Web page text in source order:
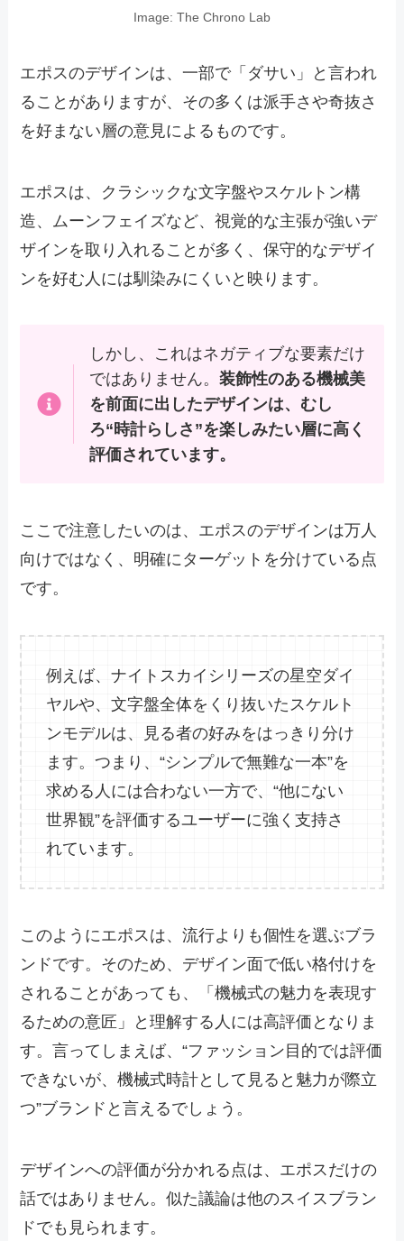
Image: The Chrono Lab
エポスのデザインは、一部で「ダサい」と言われ
ることがありますが、その多くは派手さや奇抜さ
を好まない層の意見によるものです。
エポスは、クラシックな文字盤やスケルトン構
造、ムーンフェイズなど、視覚的な主張が強いデ
ザインを取り入れることが多く、保守的なデザイ
ンを好む人には馴染みにくいと映ります。
しかし、これはネガティブな要素だけ
ではありません。 装飾性のある機械美
を前面に出したデザインは、むし
ろ“時計らしさ”を楽しみたい層に高く
評価されています。
ここで注意したいのは、エポスのデザインは万人
向けではなく、明確にターゲットを分けている点
です。
例えば、ナイトスカイシリーズの星空ダイ
ヤルや、文字盤全体をくり抜いたスケルト
ンモデルは、見る者の好みをはっきり分け
ます。つまり、“シンプルで無難な一本”を
求める人には合わない一方で、“他にない
世界観”を評価するユーザーに強く支持さ
れています。
このようにエポスは、流行よりも個性を選ぶブラ
ンドです。そのため、デザイン面で低い格付けを
されることがあっても、「機械式の魅力を表現す
るための意匠」と理解する人には高評価となりま
す。言ってしまえば、“ファッション目的では評価
できないが、機械式時計として見ると魅力が際立
つ”ブランドと言えるでしょう。
デザインへの評価が分かれる点は、エポスだけの
話ではありません。似た議論は他のスイスブラン
ドでも見られます。